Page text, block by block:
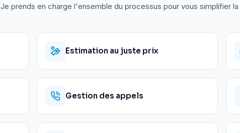
Je prends en charge l'ensemble du processus pour vous simplifier la
Estimation au juste prix
Gestion des appels